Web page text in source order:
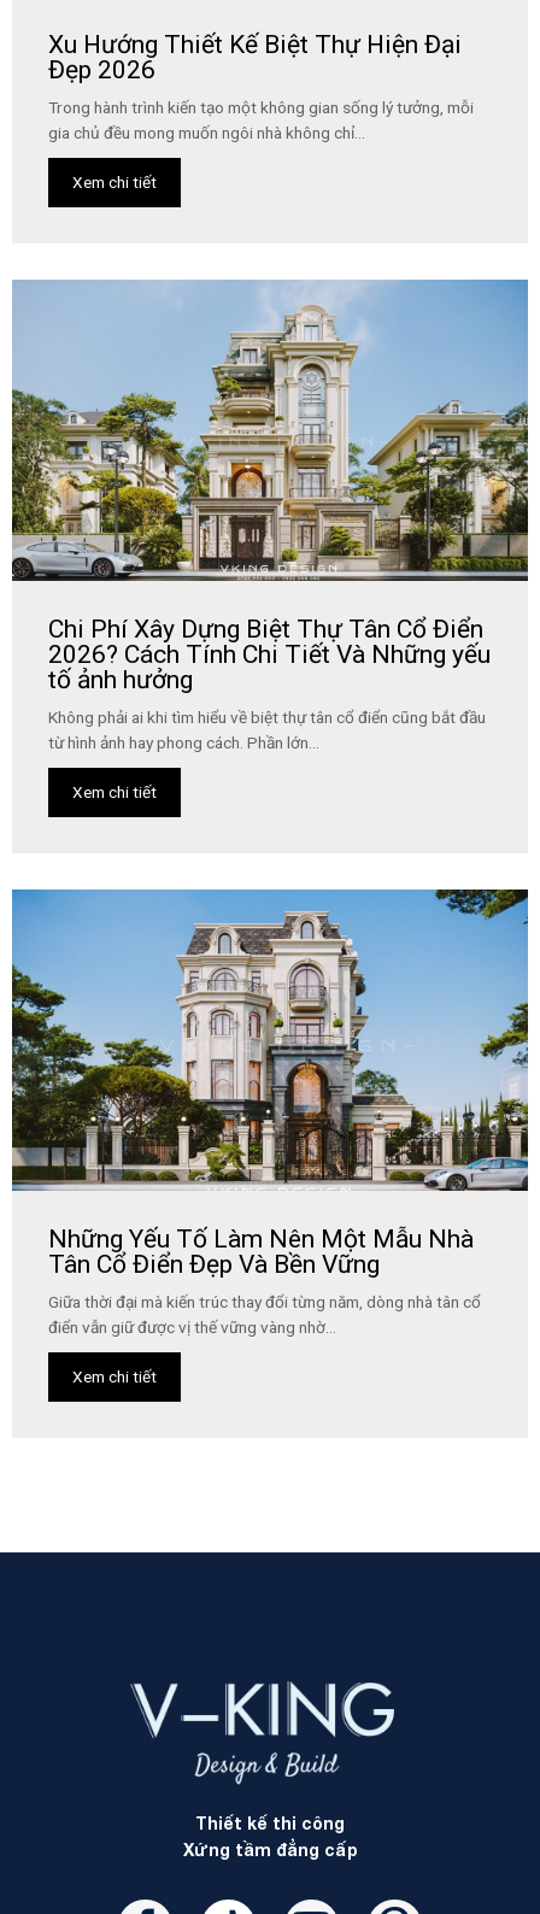
Xu Hướng Thiết Kế Biệt Thự Hiện Đại
Đẹp 2026
Trong hành trình kiến tạo một không gian sống lý tưởng, mỗi
gia chủ đều mong muốn ngôi nhà không chỉ...
Xem chi tiết
Chi Phí Xây Dựng Biệt Thự Tân Cổ Điển
2026? Cách Tính Chi Tiết Và Những yếu
tố ảnh hưởng
Không phải ai khi tìm hiểu về biệt thự tân cổ điển cũng bắt đầu
từ hình ảnh hay phong cách. Phần lớn...
Xem chi tiết
Những Yếu Tố Làm Nên Một Mẫu Nhà
Tân Cổ Điển Đẹp Và Bền Vững
Giữa thời đại mà kiến trúc thay đổi từng năm, dòng nhà tân cổ
điển vẫn giữ được vị thế vững vàng nhờ...
Xem chi tiết
Thiết kế thi công
Xứng tầm đẳng cấp